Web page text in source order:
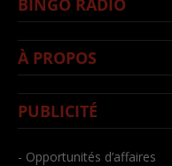
À PROPOS
PUBLICITÉ
- Opportunités d’affaires